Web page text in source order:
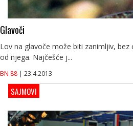
Glavoči
Lov na glavoče može biti zanimljiv,
od njega. Najčešće j...
BN 88 | 23.4.2013
SAJMOVI